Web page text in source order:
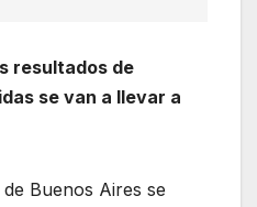
resultados de
se van a llevar a
Buenos Aires se